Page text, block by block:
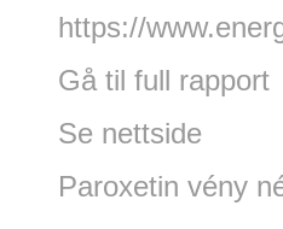
https://
Gå til full rapport
Se nettside
Paroxetin vény